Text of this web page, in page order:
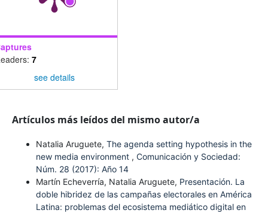
7
see details
Artículos más leídos del mismo autor/a
Natalia Aruguete, The agenda setting hypothesis in the
new media environment , Comunicación y Sociedad:
Núm. 28 (2017): Año 14
Martín Echeverría, Natalia Aruguete, Presentación. La
doble hibridez de las campañas electorales en América
Latina: problemas del ecosistema mediático digital en